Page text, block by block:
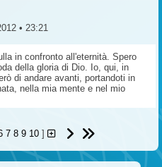
• 23:21
in confronto all'eternità. Spero
della gloria di Dio. Io, qui, in
di andare avanti, portandoti in
nella mia mente e nel mio
7 8 9 10 ]